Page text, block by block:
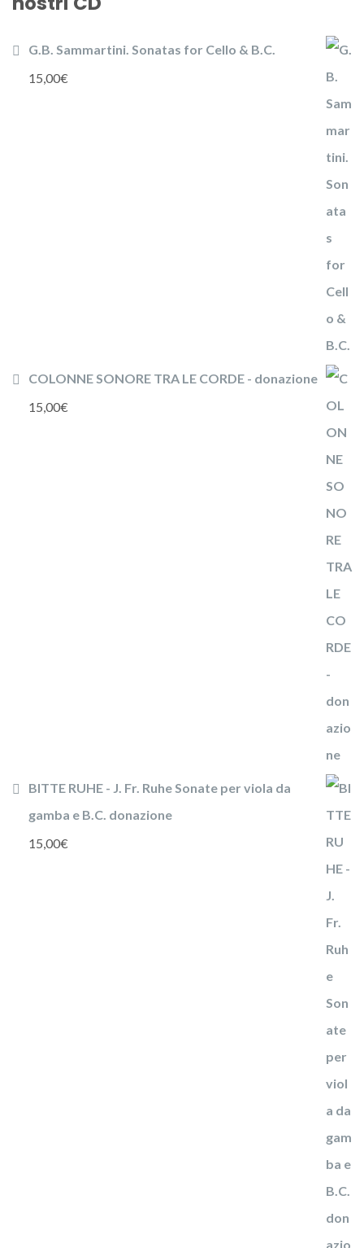
G.B. Sammartini. Sonatas for Cello & B.C.
15,00€
COLONNE SONORE TRA LE CORDE - donazione
15,00€
BITTE RUHE - J. Fr. Ruhe Sonate per viola da
gamba e B.C. donazione
15,00€